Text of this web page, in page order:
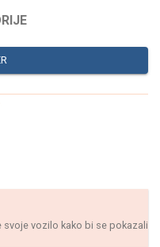
vozilo kako bi se pokazali